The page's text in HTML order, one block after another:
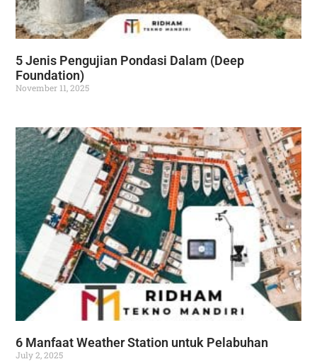
5 Jenis Pengujian Pondasi Dalam (Deep
Foundation)
November 11, 2025
6 Manfaat Weather Station untuk Pelabuhan
July 2, 2025